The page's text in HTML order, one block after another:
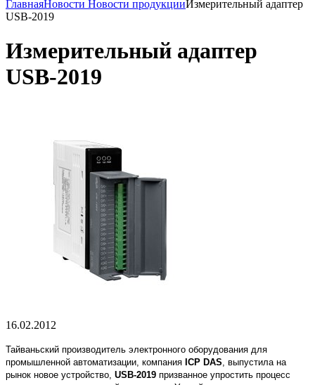
ГлавнаяНовости Новости продукцииИзмерительный адаптер
USB-2019
Измерительный адаптер
USB-2019
16.02.2012
Тайваньский производитель электронного оборудования для
промышленной автоматизации, компания ICP DAS , выпустила на
рынок новое устройство, USB-2019 призванное упростить процесс